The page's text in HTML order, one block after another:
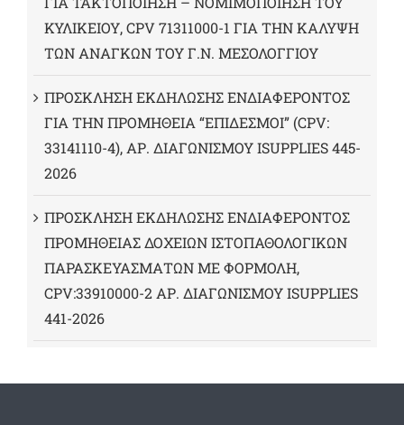
ΚΥΛΙΚΕΙΟΥ, CPV 71311000-1 ΓΙΑ ΤΗΝ ΚΑΛΥΨΗ
ΤΩΝ ΑΝΑΓΚΩΝ ΤΟΥ Γ.Ν. ΜΕΣΟΛΟΓΓΙΟΥ
ΠΡΟΣΚΛΗΣΗ ΕΚΔΗΛΩΣΗΣ ΕΝΔΙΑΦΕΡΟΝΤΟΣ
ΓΙΑ ΤΗΝ ΠΡΟΜΗΘΕΙΑ “ΕΠΙΔΕΣΜΟΙ” (CPV:
33141110-4), ΑΡ. ΔΙΑΓΩΝΙΣΜΟΥ ISUPPLIES 445-
2026
ΠΡΟΣΚΛΗΣΗ ΕΚΔΗΛΩΣΗΣ ΕΝΔΙΑΦΕΡΟΝΤΟΣ
ΠΡΟΜΗΘΕΙΑΣ ΔΟΧΕΙΩΝ ΙΣΤΟΠΑΘΟΛΟΓΙΚΩΝ
ΠΑΡΑΣΚΕΥΑΣΜΑΤΩΝ ΜΕ ΦΟΡΜΟΛΗ,
CPV:33910000-2 ΑΡ. ΔΙΑΓΩΝΙΣΜΟΥ ΙSUPPLIES
441-2026